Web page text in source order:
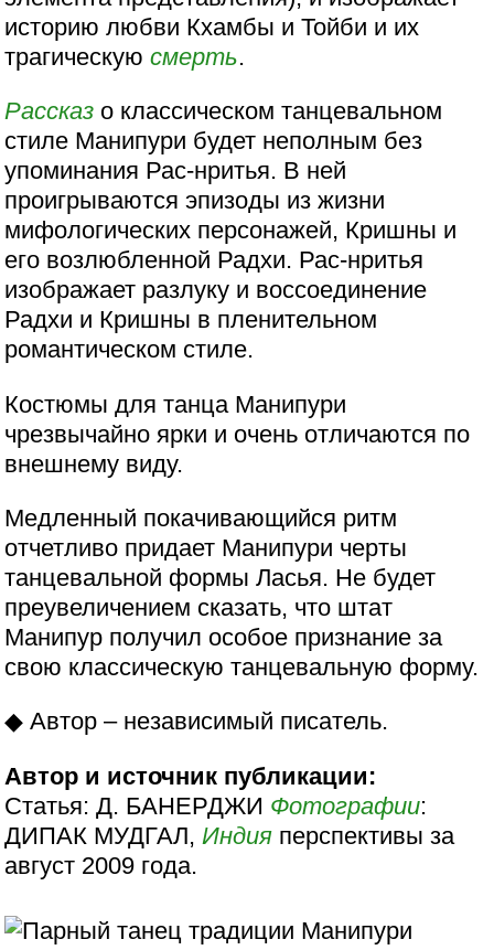
историю любви Кхамбы и Тойби и их
трагическуюсмерть.
Рассказ о классическом танцевальном
стиле Манипури будет неполным без
упоминания Рас-нритья. В ней
проигрываются эпизоды из жизни
мифологических персонажей, Кришны и
его возлюбленной Радхи. Рас-нритья
изображает разлуку и воссоединение
Радхи и Кришны в пленительном
романтическом стиле.
Костюмы для танца Манипури
чрезвычайно ярки и очень отличаются по
внешнему виду.
Медленный покачивающийся ритм
отчетливо придает Манипури черты
танцевальной формы Ласья. Не будет
преувеличением сказать, что штат
Манипур получил особое признание за
свою классическую танцевальную форму.
◆ Автор – независимый писатель.
Автор и источник публикации:
Статья: Д. БАНЕРДЖИ Фотографии:
ДИПАК МУДГАЛ, Индия перспективы за
август 2009 года.